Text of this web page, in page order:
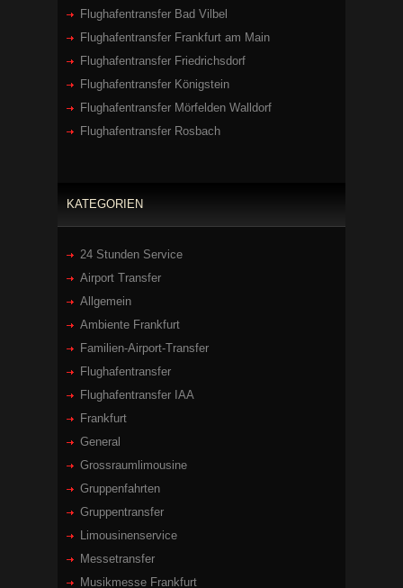
Flughafentransfer Bad Vilbel
Flughafentransfer Frankfurt am Main
Flughafentransfer Friedrichsdorf
Flughafentransfer Königstein
Flughafentransfer Mörfelden Walldorf
Flughafentransfer Rosbach
KATEGORIEN
24 Stunden Service
Airport Transfer
Allgemein
Ambiente Frankfurt
Familien-Airport-Transfer
Flughafentransfer
Flughafentransfer IAA
Frankfurt
General
Grossraumlimousine
Gruppenfahrten
Gruppentransfer
Limousinenservice
Messetransfer
Musikmesse Frankfurt